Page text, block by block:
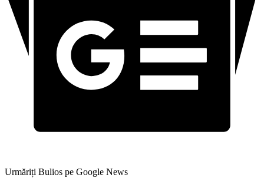
Urmăriți Bulios pe Google News